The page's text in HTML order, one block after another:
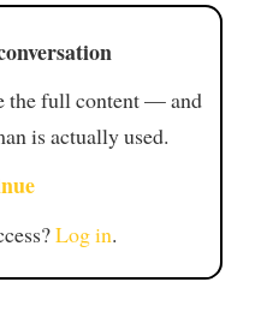
the full content — and
is actually used.
Log in.